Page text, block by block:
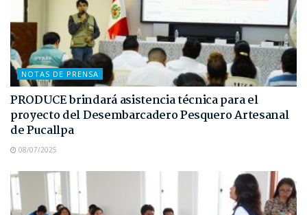
NOTAS DE PRENSA
PRODUCE brindará asistencia técnica para el
proyecto del Desembarcadero Pesquero Artesanal
de Pucallpa
08/07/2025